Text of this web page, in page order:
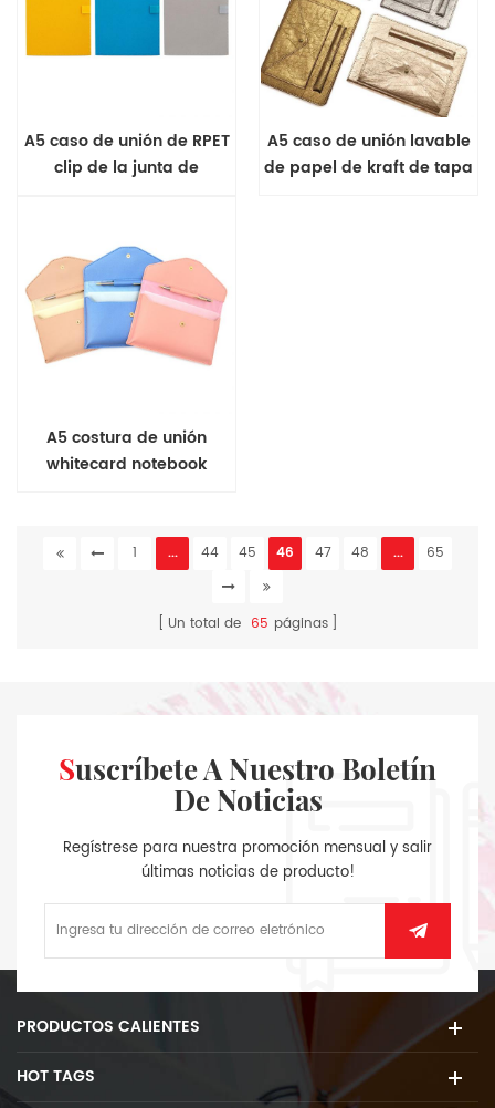
A5 caso de unión de RPET
clip de la junta de
A5 caso de unión lavable
de papel de kraft de tapa
A5 costura de unión
whitecard notebook
1 ... 44 45 46 47 48 ... 65
Un total de 65 páginas
Suscríbete A Nuestro Boletín
De Noticias
Regístrese para nuestra promoción mensual y salir
últimas noticias de producto!
PRODUCTOS CALIENTES
HOT TAGS